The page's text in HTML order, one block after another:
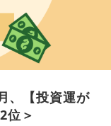
、【投資運が
位＞